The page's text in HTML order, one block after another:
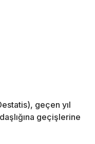
geçen yıl
geçişlerine